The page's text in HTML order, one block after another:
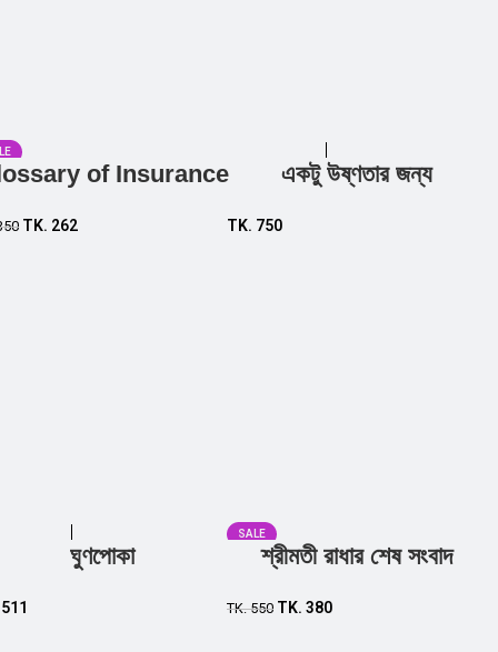
of Insurance
TK. 262
Add to cart
একটু উষ্ণতার জন্য
TK. 750
Add to cart
ঘুণপোকা
511
SALE
শ্রীমতী রাধার শেষ সংবাদ
TK.550 TK. 380